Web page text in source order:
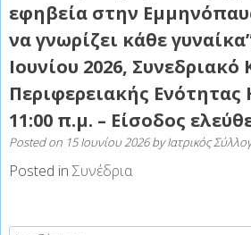
εφηβεία στην
να γνωρίζει κάθε
Ιουνίου 2026, Συνεδριακό
Περιφερειακής Ενότητας
11:00 π.μ. – Είσοδος
Posted on 15 Ιουνίου 2026byΙατρικός
Posted in Συνέδρια